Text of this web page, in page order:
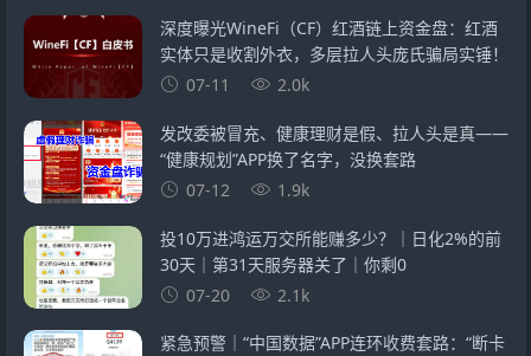
深度曝光WineFi（CF）红酒链上资金盘：红酒
实体只是收割外衣，多层拉人头庞氏骗局实锤！
07-11
2.0k
发改委被冒充、健康理财是假、拉人头是真——
“健康规划”APP换了名字，没换套路
07-12
1.9k
投10万进鸿运万交所能赚多少？｜日化2%的前
30天｜第31天服务器关了｜你剩0
07-20
2.1k
紧急预警｜“中国数据”APP连环收费套路：“断卡